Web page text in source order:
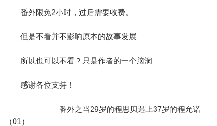
番外限免2小时，过后需要收费。
但是不看并不影响原本的故事发展
所以也可以不看？只是作者的一个脑洞
感谢各位支持！
番外之当29岁的程思贝遇上37岁的程允诺
（01）